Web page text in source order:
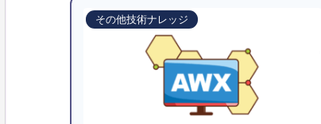
その他技術ナレッジ